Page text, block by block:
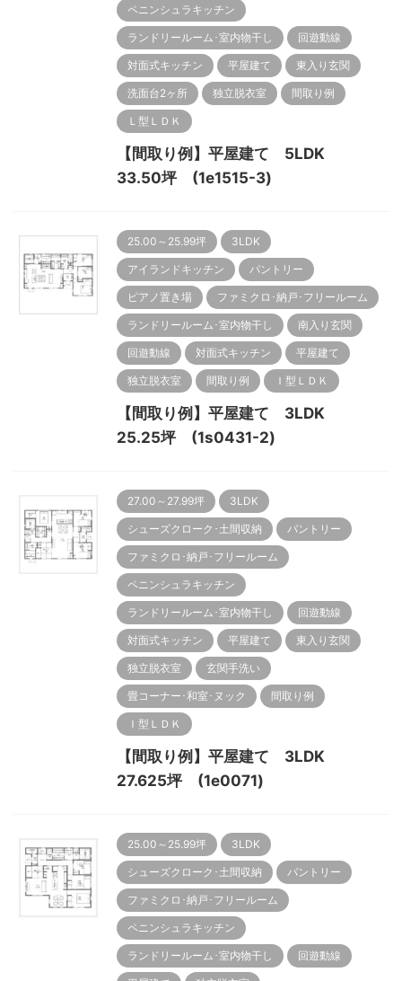
ペニンシュラキッチン
ランドリールーム･室内物干し 回遊動線
対面式キッチン 平屋建て 東入り玄関
洗面台2ヶ所 独立脱衣室 間取り例
Ｌ型ＬＤＫ
【間取り例】平屋建て 5LDK
33.50坪 (1e1515-3)
25.00～25.99坪 3LDK
アイランドキッチン パントリー
ピアノ置き場 ファミクロ･納戸･フリールーム
ランドリールーム･室内物干し 南入り玄関
回遊動線 対面式キッチン 平屋建て
独立脱衣室 間取り例 Ｉ型ＬＤＫ
【間取り例】平屋建て 3LDK
25.25坪 (1s0431-2)
27.00～27.99坪 3LDK
シューズクローク･土間収納 パントリー
ファミクロ･納戸･フリールーム
ペニンシュラキッチン
ランドリールーム･室内物干し 回遊動線
対面式キッチン 平屋建て 東入り玄関
独立脱衣室 玄関手洗い
畳コーナー･和室･ヌック 間取り例
Ｉ型ＬＤＫ
【間取り例】平屋建て 3LDK
27.625坪 (1e0071)
25.00～25.99坪 3LDK
シューズクローク･土間収納 パントリー
ファミクロ･納戸･フリールーム
ペニンシュラキッチン
ランドリールーム･室内物干し 回遊動線